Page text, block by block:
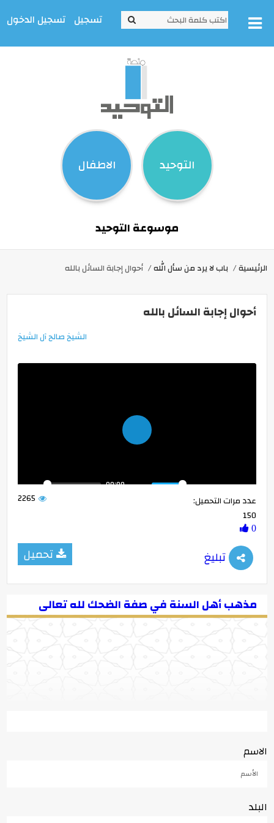
تسجيل تسجيل الدخول
التوحيد الاطفال
موسوعة التوحيد
الرئيسية باب لا يرد من سأل الله أحوال إجابة السائل بالله
أحوال إجابة السائل بالله
الشيخ صالح آل الشيخ
00:00
Play
2265
عدد مرات التحميل:
150
0
تحميل تبليغ
مذهب أهل السنة في صفة الضحك لله تعالى
الاسم
البلد